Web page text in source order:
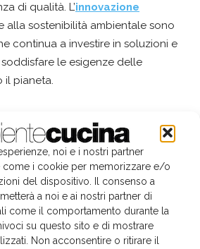
noi e i nostri partner
i cookie per memorizzare e/o
del dispositivo. Il consenso a
a noi e ai nostri partner di
come il comportamento durante la
su questo sito e di mostrare
Non acconsentire o ritirare il
di qualità. L’innovazione
alla sostenibilità ambientale sono
continua a investire in soluzioni e
le esigenze delle
il pianeta.
e-shop Faber
franke
sito web
Twitter Pinterest